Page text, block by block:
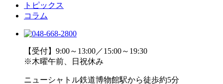
トピックス
コラム
【受付】9:00～13:00／15:00～19:30
※木曜午前、日祝休み
ニューシャトル鉄道博物館駅から徒歩約5分